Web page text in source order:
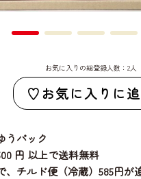
お気に入りの総登録人数：2人
お気に入りに
うパック
円 以上で送料無料
、チルド便（冷蔵）585円が